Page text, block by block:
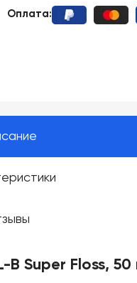
Оплата:
B Super Floss, 50